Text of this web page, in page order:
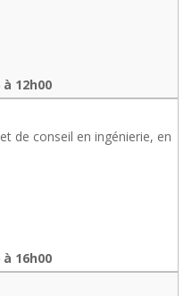
12h00
de conseil en ingénierie, en
16h00